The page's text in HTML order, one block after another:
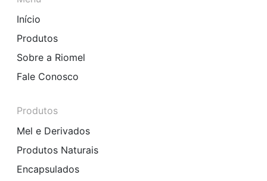
Início
Produtos
Sobre a Riomel
Fale Conosco
Produtos
Mel e Derivados
Produtos Naturais
Encapsulados